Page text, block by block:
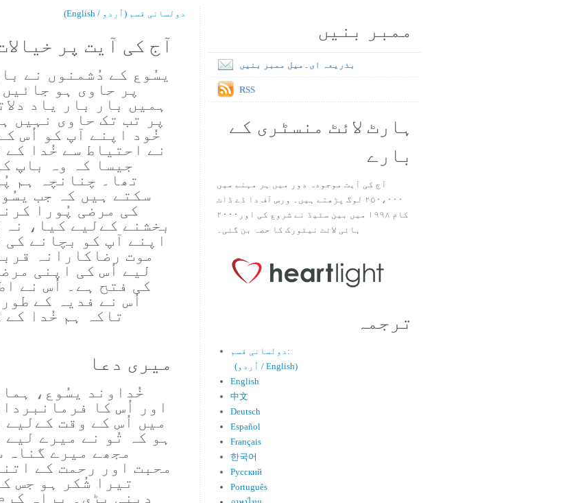
دولسانی قسم (اُردو / English)
آج کی آیت پر
یسُوع کے دُشمنوں نے
پر حاوی ہو
ہمیں بار بار یاد
پر تب تک حاوی نہیں
خُود اپنے آپ کو اُس
نے احتیاط سے خُدا
جیسا کہ وہ باپ
تھا۔ چنانچہ ہم
سکتے ہیں کہ جب
کی مرضی پُورا
بخشنے کےلیے کیا،
اپنے آپ کو بچانے
موت رضاکارانہ
لیے اُس کی اپنی
کی فتح ہے۔ اُس نے
اُس نے فدیہ کے
تاکہ ہم خُدا
میری دعا
خُداوند یسُوع،
اور اُس کا
میں اُس کے وقت کےلیے
ہو کہ تُو نے میرے
مجھے میرے گناہ
محبت اور رحمت کے
تیرا شُکر ہو جس
دینی پڑی۔ براہِ
ممبر بنیں
بذریعہ ای۔میل ممبر بنیں
RSS
ہارٹ لائٹ منسٹری کے
بارے
آج کی آیت موجودہ دور میں ہر مہنے میں
۲۵۰،۰۰۰ لوگ پڑھتے ہیں۔ ورس آف دا ڈے ڈاٹ
کام ۱۹۹۸ میں بین سٹیڈ نے شروع کی اور۲۰۰۰
ہائی لائٹ نیٹورک کا حصہ بن گئی۔
ترجمہ
دولسانی قسم:
(اُردو / English)
English
中文
Deutsch
Español
Français
한국어
Русский
Português